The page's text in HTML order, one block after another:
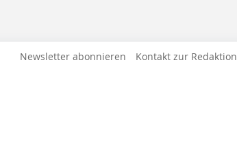
Newsletter abonnieren Kontakt zur Redaktion